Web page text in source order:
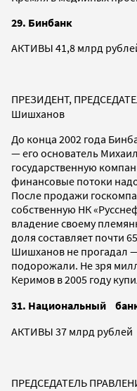
29. Бинбанк
АКТИВЫ 41,8 млрд
ПРЕЗИДЕНТ,
Шишханов
До конца 2002 года
— его основатель
государственную
финансовые потоки
После продажи
собственную НК
владение своему
доля составляет почти
Шишханов не прогадал
подорожали. Не зря
Керимов в 2005 году
31. Национальный банк
АКТИВЫ 37 млрд рублей
ПРЕДСЕДАТЕЛЬ